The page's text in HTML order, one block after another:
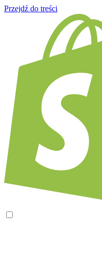
Przejdź do treści